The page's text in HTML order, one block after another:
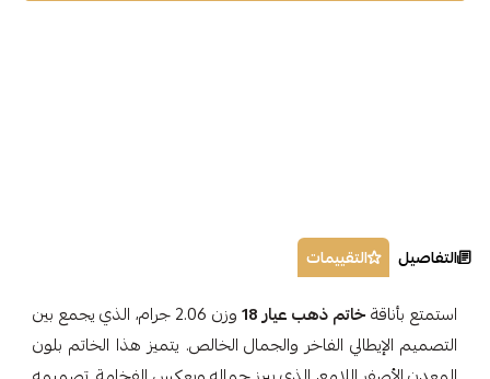
التفاصيل التقييمات
استمتع بأناقةخاتم ذهب عيار 18
وزن 2.06 جرام، الذي يجمع بين
التصميم الإيطالي الفاخر والجمال الخالص. يتميز هذا الخاتم بلون